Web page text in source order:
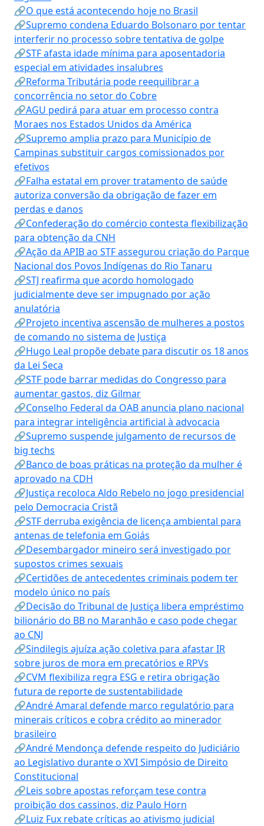
🔗O que está acontecendo hoje no Brasil
🔗Supremo condena Eduardo Bolsonaro por tentar
interferir no processo sobre tentativa de golpe
🔗STF afasta idade mínima para aposentadoria
especial em atividades insalubres
🔗Reforma Tributária pode reequilibrar a
concorrência no setor do Cobre
🔗AGU pedirá para atuar em processo contra
Moraes nos Estados Unidos da América
🔗Supremo amplia prazo para Município de
Campinas substituir cargos comissionados por
efetivos
🔗Falha estatal em prover tratamento de saúde
autoriza conversão da obrigação de fazer em
perdas e danos
🔗Confederação do comércio contesta flexibilização
para obtenção da CNH
🔗Ação da APIB ao STF assegurou criação do Parque
Nacional dos Povos Indígenas do Rio Tanaru
🔗STJ reafirma que acordo homologado
judicialmente deve ser impugnado por ação
anulatória
🔗Projeto incentiva ascensão de mulheres a postos
de comando no sistema de Justiça
🔗Hugo Leal propõe debate para discutir os 18 anos
da Lei Seca
🔗STF pode barrar medidas do Congresso para
aumentar gastos, diz Gilmar
🔗Conselho Federal da OAB anuncia plano nacional
para integrar inteligência artificial à advocacia
🔗Supremo suspende julgamento de recursos de
big techs
🔗Banco de boas práticas na proteção da mulher é
aprovado na CDH
🔗Justiça recoloca Aldo Rebelo no jogo presidencial
pelo Democracia Cristã
🔗STF derruba exigência de licença ambiental para
antenas de telefonia em Goiás
🔗Desembargador mineiro será investigado por
supostos crimes sexuais
🔗Certidões de antecedentes criminais podem ter
modelo único no país
🔗Decisão do Tribunal de Justiça libera empréstimo
bilionário do BB no Maranhão e caso pode chegar
ao CNJ
🔗Sindilegis ajuíza ação coletiva para afastar IR
sobre juros de mora em precatórios e RPVs
🔗CVM flexibiliza regra ESG e retira obrigação
futura de reporte de sustentabilidade
🔗André Amaral defende marco regulatório para
minerais críticos e cobra crédito ao minerador
brasileiro
🔗André Mendonça defende respeito do Judiciário
ao Legislativo durante o XVI Simpósio de Direito
Constitucional
🔗Leis sobre apostas reforçam tese contra
proibição dos cassinos, diz Paulo Horn
🔗Luiz Fux rebate críticas ao ativismo judicial